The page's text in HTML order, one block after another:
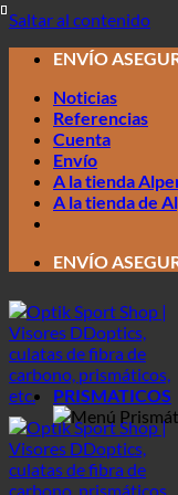
Saltar al contenido
ENVÍO
Noticias
Referencias
Cuenta
Envío
A la tienda
A la tienda de
ENVÍO
PRISMATICOS